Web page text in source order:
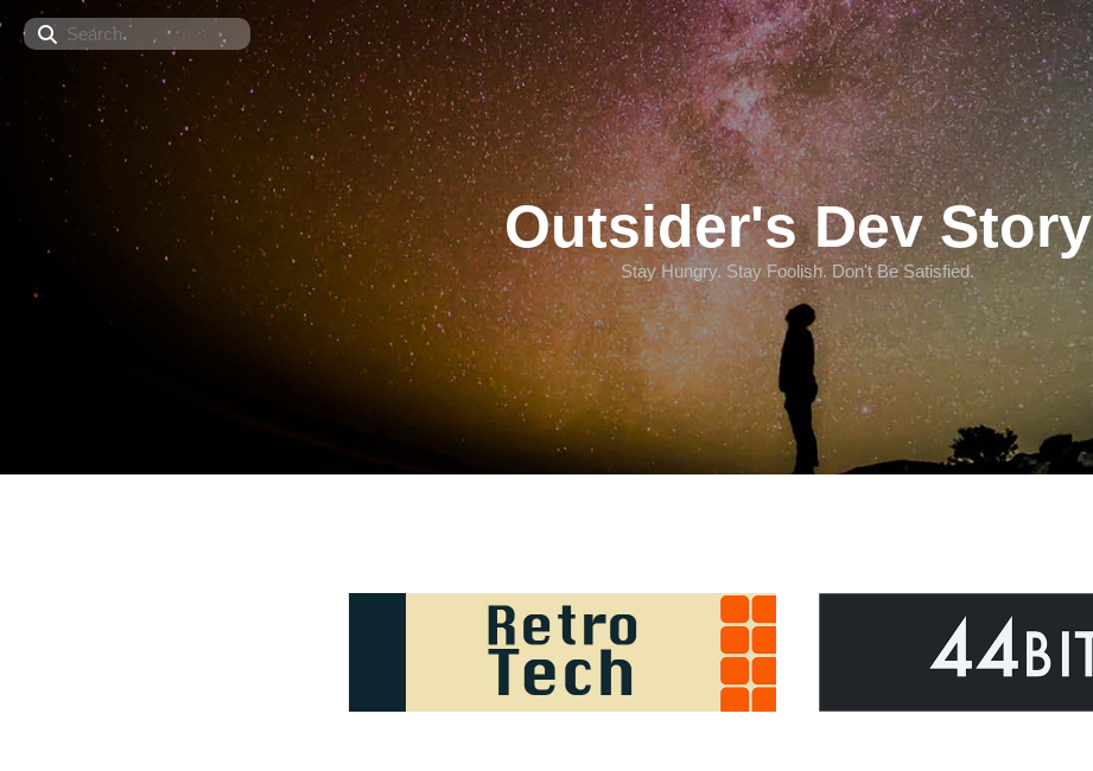
Search
Outsider's Dev Story
Stay Hungry. Stay Foolish. Don't Be Satisfied.